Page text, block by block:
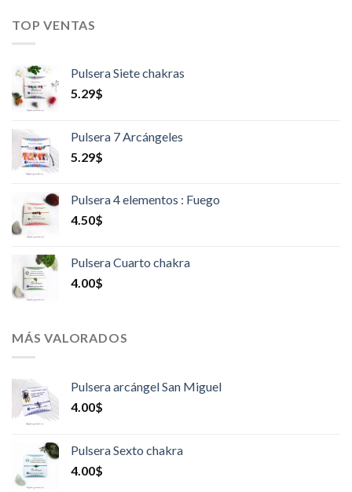
TOP VENTAS
Pulsera Siete chakras
5.29$
Pulsera 7 Arcángeles
5.29$
Pulsera 4 elementos : Fuego
4.50$
Pulsera Cuarto chakra
4.00$
MÁS VALORADOS
Pulsera arcángel San Miguel
4.00$
Pulsera Sexto chakra
4.00$